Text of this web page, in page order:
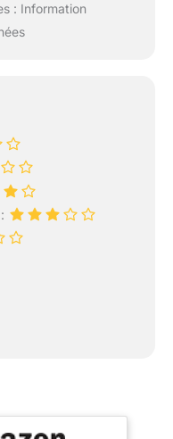
: Information